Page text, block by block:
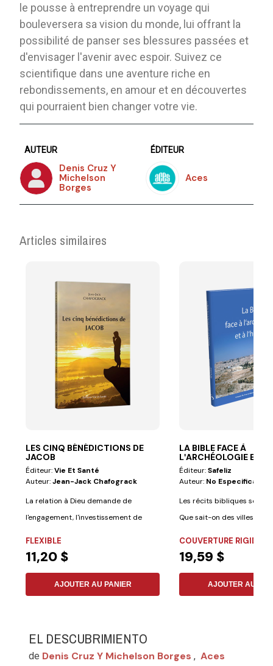
le pousse à entreprendre un voyage qui
bouleversera sa vision du monde, lui offrant la
possibilité de panser ses blessures passées et
d'envisager l'avenir avec espoir. Suivez ce
scientifique dans une aventure riche en
rebondissements, en amour et en découvertes
qui pourraient bien changer votre vie.
AUTEUR
Denis Cruz Y
Michelson
Borges
ÉDITEUR
Aces
Articles similaires
LES CINQ BÉNÉDICTIONS DE
JACOB
Éditeur:Vie Et Santé
Auteur:Jean-Jack Chafograck
La relation à Dieu demande de
l'engagement, l'investissement de
FLEXIBLE
11,20 $
AJOUTER AU PANIER
LA BIBLE FACE À
LʹARCHÉOLOGIE ET À
LʹHISTOIRE
Éditeur:Safeliz
Auteur: No Especificado
Les récits bibliques sont-
Que sait-on des villes
COUVERTURE RIGIDE
19,59 $
AJOUTER AU
EL DESCUBRIMIENTO
de Denis Cruz Y Michelson Borges , Aces